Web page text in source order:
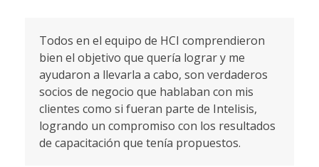
Todos en el equipo de HCI comprendieron
bien el objetivo que quería lograr y me
ayudaron a llevarla a cabo, son verdaderos
socios de negocio que hablaban con mis
clientes como si fueran parte de Intelisis,
logrando un compromiso con los resultados
de capacitación que tenía propuestos.